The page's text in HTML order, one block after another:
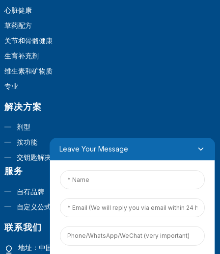
心脏健康
草药配方
关节和骨骼健康
生育补充剂
维生素和矿物质
专业
解决方案
剂型
按功能
交钥匙解决方案
服务
自有品牌
自定义公式
联系我们
地址：中国福建省厦门市观音山商业营运中心1号楼4楼
Leave Your Message